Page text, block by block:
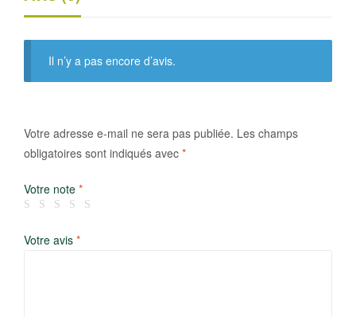
Il n’y a pas encore d’avis.
Votre adresse e-mail ne sera pas publiée. Les champs
obligatoires sont indiqués avec *
Votre note *
Votre avis *